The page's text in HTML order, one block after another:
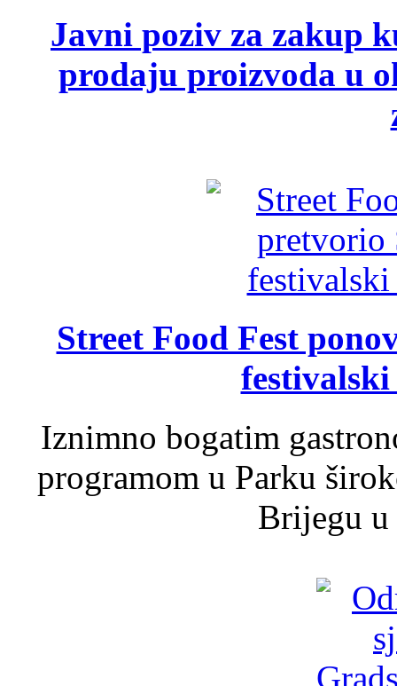
Javni poziv za zakup
prodaju proizvoda u
Street Food Fest
Iznimno bogatim
programom u Parku
Brijegu u